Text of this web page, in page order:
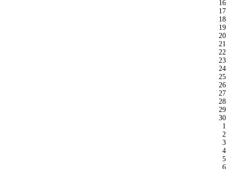
16
17
18
19
20
21
22
23
24
25
26
27
28
29
30
1
2
3
4
5
6